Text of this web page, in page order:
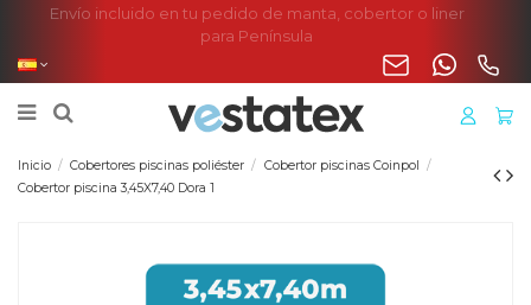
Envío incluido en tu pedido de manta, cobertor o liner
para Península
Inicio Cobertores piscinas poliéster
Cobertor piscinas Coinpol
Cobertor piscina 3,45X7,40 Dora 1